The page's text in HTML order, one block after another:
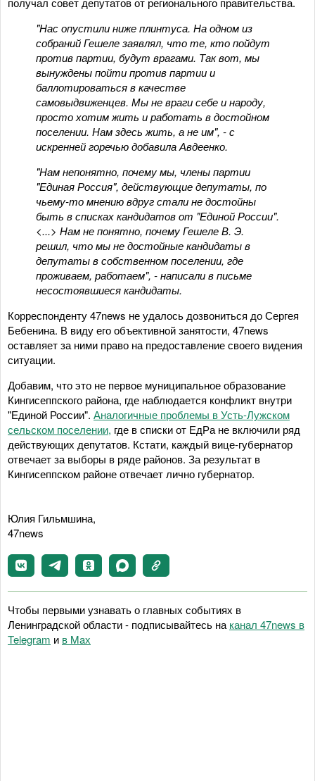
"Нас опустили ниже плинтуса. На одном из
собраний Гешеле заявлял, что те, кто пойдут
против партии, будут врагами. Так вот, мы
вынуждены пойти против партии и
баллотироваться в качестве
самовыдвиженцев. Мы не враги себе и народу,
просто хотим жить и работать в достойном
поселении. Нам здесь жить, а не им", - с
искренней горечью добавила Авдеенко.
"Нам непонятно, почему мы, члены партии
"Единая Россия", действующие депутаты, по
чьему-то мнению вдруг стали не достойны
быть в списках кандидатов от "Единой России".
<...> Нам не понятно, почему Гешеле В. Э.
решил, что мы не достойные кандидаты в
депутаты в собственном поселении, где
проживаем, работаем", - написали в письме
несостоявшиеся кандидаты.
Корреспонденту 47news не удалось дозвониться до Сергея
Бебенина. В виду его объективной занятости, 47news
оставляет за ними право на предоставление своего видения
ситуации.
Добавим, что это не первое муниципальное образование
Кингисеппского района, где наблюдается конфликт внутри
"Единой России". Аналогичные проблемы в Усть-Лужском
сельском поселении, где в списки от ЕдРа не включили ряд
действующих депутатов. Кстати, каждый вице-губернатор
отвечает за выборы в ряде районов. За результат в
Кингисеппском районе отвечает лично губернатор.
Юлия Гильмшина,
47news
Чтобы первыми узнавать о главных событиях в
Ленинградской области - подписывайтесь на канал 47news в
Telegram и в Maх